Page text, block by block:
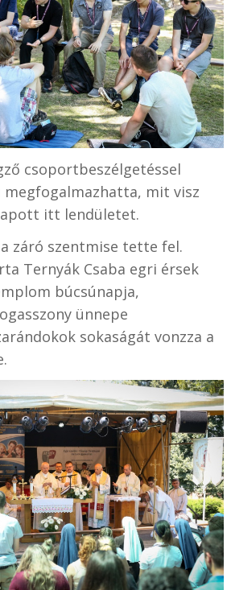
csoportbeszélgetéssel
mit visz
itt lendületet.
záró szentmise tette fel.
Ternyák Csaba egri érsek
búcsúnapja,
ünnepe
sokaságát vonzza a